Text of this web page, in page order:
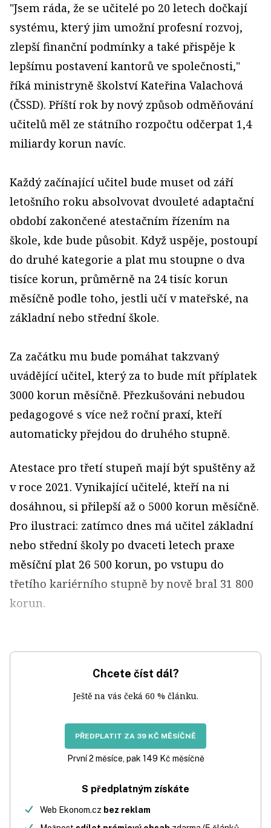
"Jsem ráda, že se učitelé po 20 letech dočkají
systému, který jim umožní profesní rozvoj,
zlepší finanční podmínky a také přispěje k
lepšímu postavení kantorů ve společnosti,"
říká ministryně školství Kateřina Valachová
(ČSSD). Příští rok by nový způsob odměňování
učitelů měl ze státního rozpočtu odčerpat 1,4
miliardy korun navíc.
Každý začínající učitel bude muset od září
letošního roku absolvovat dvouleté adaptační
období zakončené atestačním řízením na
škole, kde bude působit. Když uspěje, postoupí
do druhé kategorie a plat mu stoupne o dva
tisíce korun, průměrně na 24 tisíc korun
měsíčně podle toho, jestli učí v mateřské, na
základní nebo střední škole.
Za začátku mu bude pomáhat takzvaný
uvádějící učitel, který za to bude mít příplatek
3000 korun měsíčně. Přezkušováni nebudou
pedagogové s více než roční praxí, kteří
automaticky přejdou do druhého stupně.
Atestace pro třetí stupeň mají být spuštěny až
v roce 2021. Vynikající učitelé, kteří na ni
dosáhnou, si přilepší až o 5000 korun měsíčně.
Pro ilustraci: zatímco dnes má učitel základní
nebo střední školy po dvaceti letech praxe
měsíční plat 26 500 korun, po vstupu do
třetího kariérního stupně by nově bral 31 800
korun.
Chcete číst dál?
Ještě na vás čeká 60 % článku.
PŘEDPLATIT ZA 39 KČ MĚSÍČNĚ
První 2 měsíce, pak 149 Kč měsíčně
S předplatným získáte
Web Ekonom.cz bez reklam